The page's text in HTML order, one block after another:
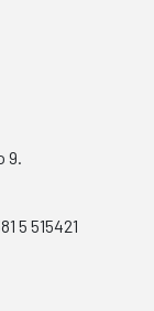
9.
5 515421